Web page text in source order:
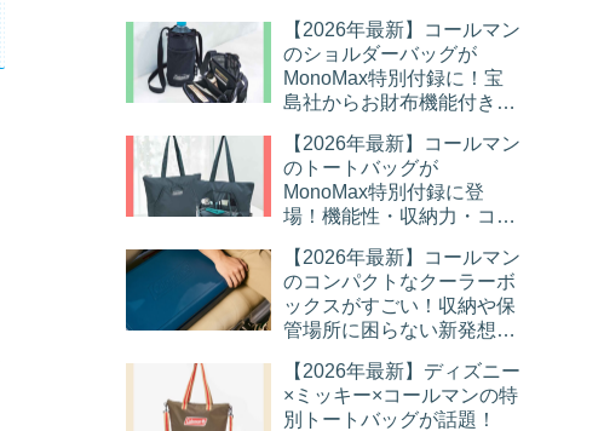
でも広々快適
【2026年最新】コールマン
のショルダーバッグが
MonoMax特別付録に！宝
島社からお財布機能付きボ
場
【2026年最新】コールマン
のトートバッグが
MonoMax特別付録に登
場！機能性・収納力・コス
【2026年最新】コールマン
のコンパクトなクーラーボ
ックスがすごい！収納や保
管場所に困らない新発想モ
【2026年最新】ディズニー
×ミッキー×コールマンの特
別トートバッグが話題！